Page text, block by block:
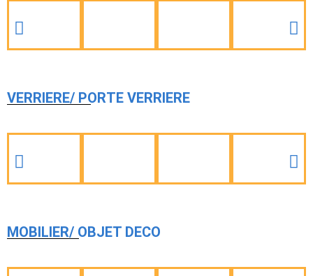
VERRIERE/ PORTE VERRIERE
MOBILIER/ OBJET DECO